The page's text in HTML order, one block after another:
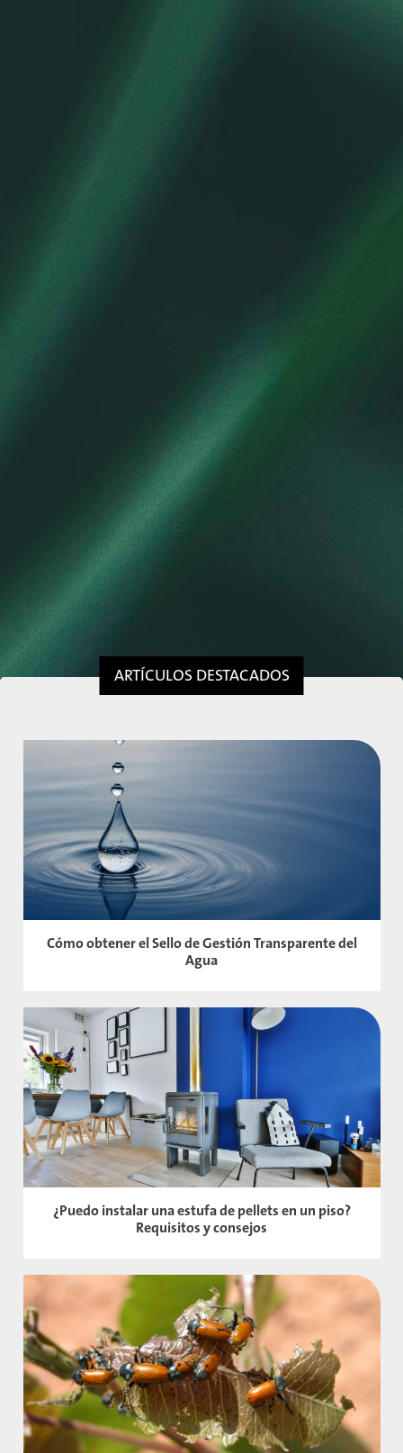
ARTÍCULOS DESTACADOS
Cómo obtener el Sello de Gestión Transparente del
Agua
¿Puedo instalar una estufa de pellets en un piso?
Requisitos y consejos